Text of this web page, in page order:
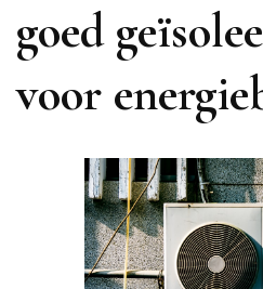
goed
voor